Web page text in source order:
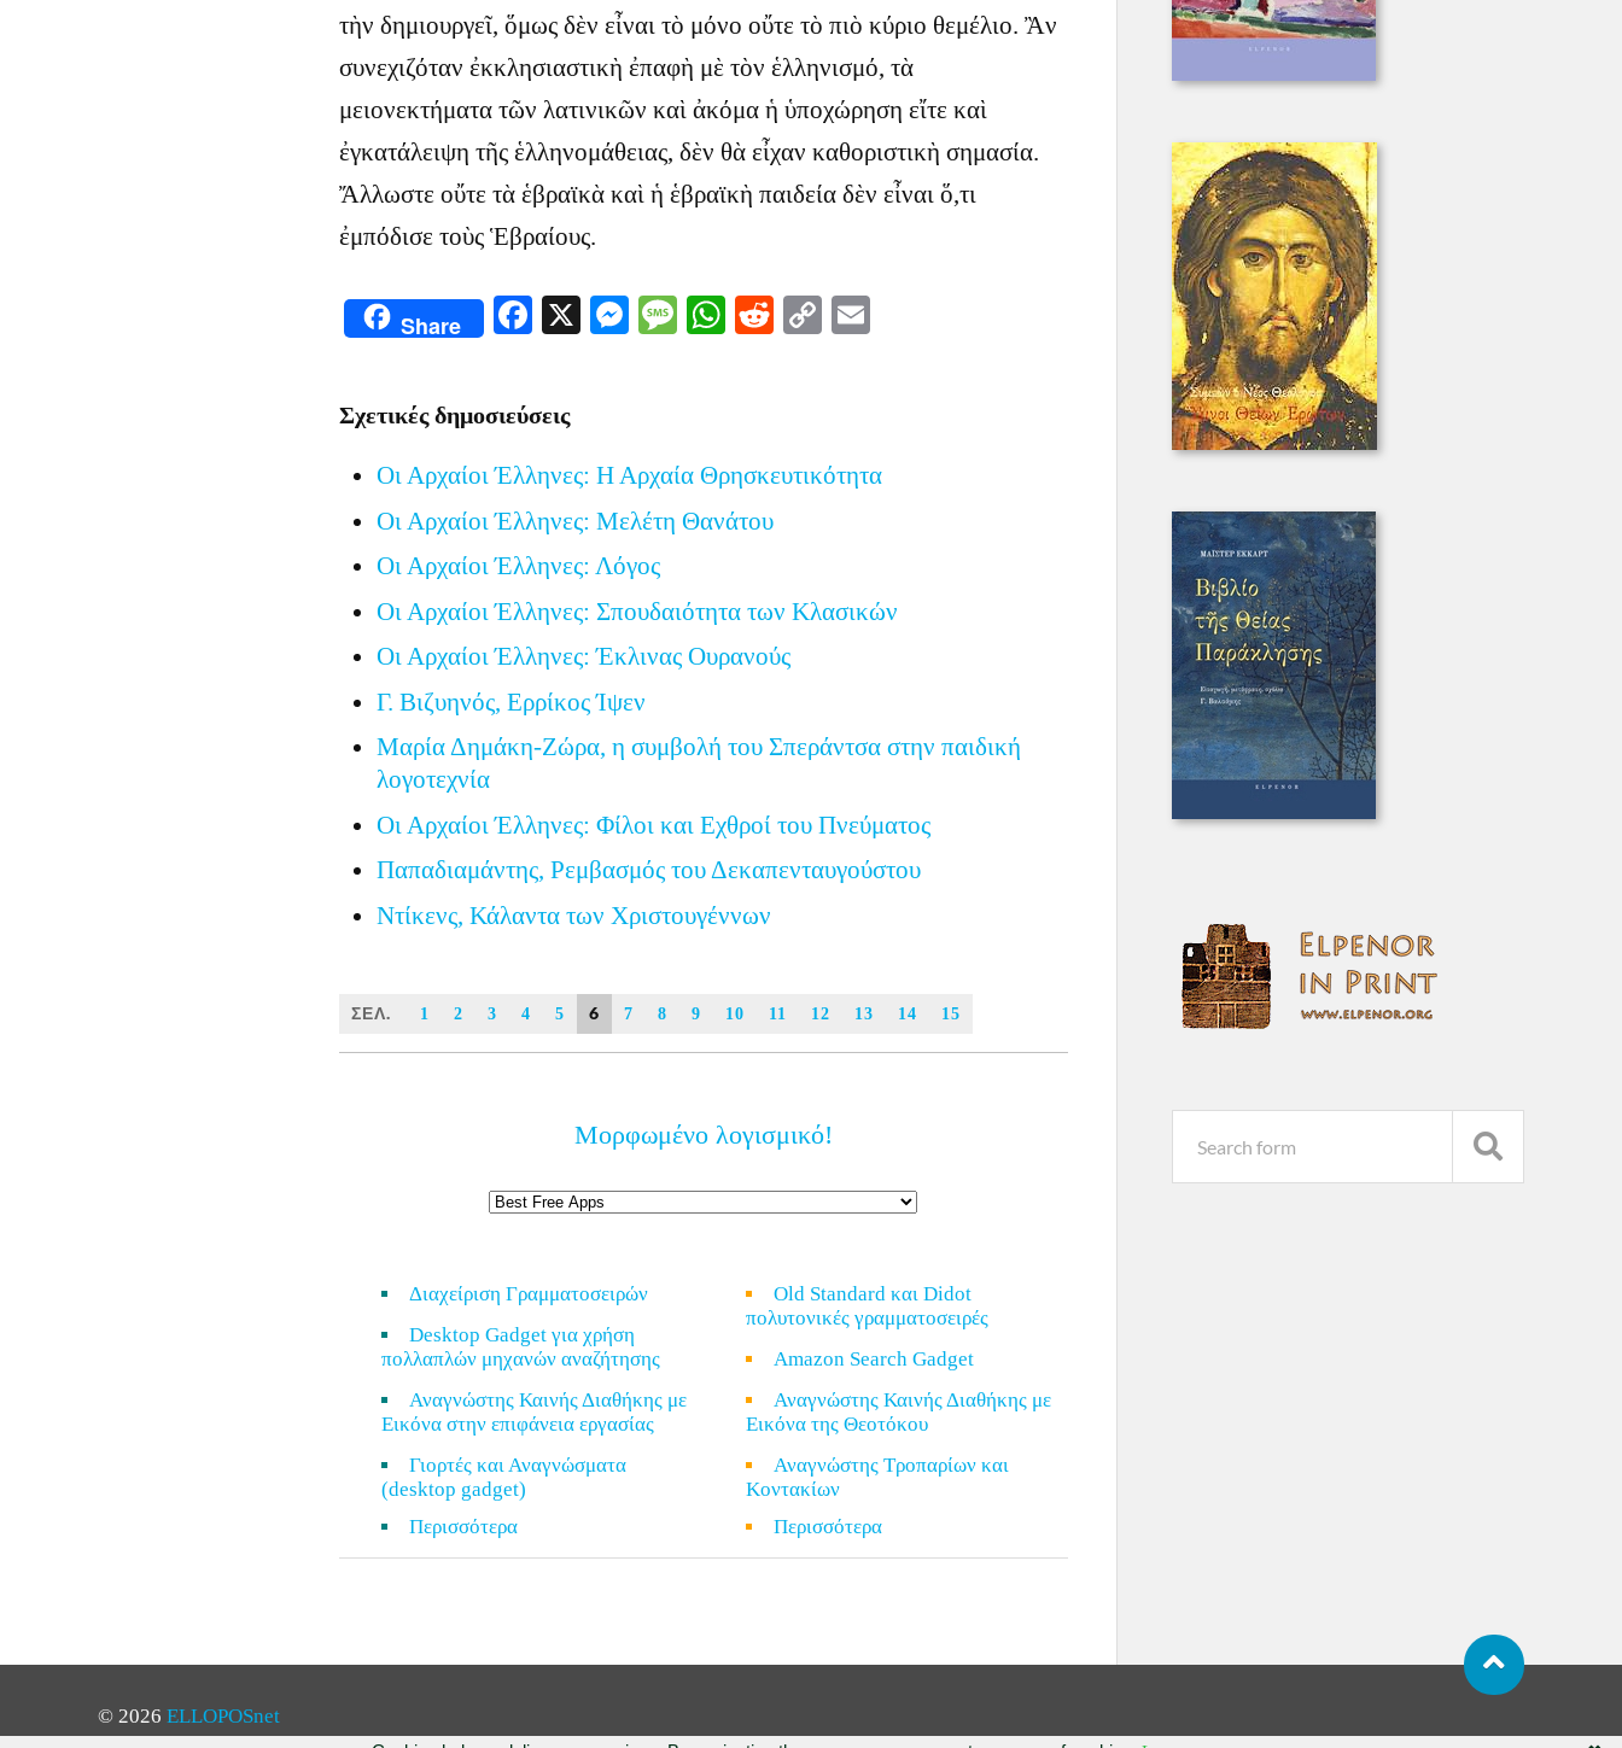
τὴν δημιουργεῖ, ὅμως δὲν εἶναι τὸ μόνο οὔτε τὸ πιὸ κύριο θεμέλιο. Ἂν
συνεχιζόταν ἐκκλησιαστικὴ ἐπαφὴ μὲ τὸν ἑλληνισμό, τὰ
μειονεκτήματα τῶν λατινικῶν καὶ ἀκόμα ἡ ὑποχώρηση εἴτε καὶ
ἐγκατάλειψη τῆς ἑλληνομάθειας, δὲν θὰ εἶχαν καθοριστικὴ σημασία.
Ἄλλωστε οὔτε τὰ ἑβραϊκὰ καὶ ἡ ἑβραϊκὴ παιδεία δὲν εἶναι ὅ,τι
ἐμπόδισε τοὺς Ἑβραίους.
Share Facebook
X Messenger
Message
WhatsApp
Reddit
Copy
Σχετικές δημοσιεύσεις
Οι Αρχαίοι Έλληνες: Η Αρχαία Θρησκευτικότητα
Οι Αρχαίοι Έλληνες: Μελέτη Θανάτου
Οι Αρχαίοι Έλληνες: Λόγος
Οι Αρχαίοι Έλληνες: Σπουδαιότητα των Κλασικών
Οι Αρχαίοι Έλληνες: Έκλινας Ουρανούς
Γ. Βιζυηνός, Ερρίκος Ίψεν
Μαρία Δημάκη-Ζώρα, η συμβολή του Σπεράντσα στην παιδική
λογοτεχνία
Οι Αρχαίοι Έλληνες: Φίλοι και Εχθροί του Πνεύματος
Παπαδιαμάντης, Ρεμβασμός του Δεκαπενταυγούστου
Ντίκενς, Κάλαντα των Χριστουγέννων
ΣΕΛ. 1 2 3 4 5 6 7 8 9 10 11 12 13 14 15
Μορφωμένο λογισμικό!
Διαχείριση Γραμματοσειρών
Desktop Gadget για χρήση
πολλαπλών μηχανών αναζήτησης
Αναγνώστης Καινής Διαθήκης με
Εικόνα στην επιφάνεια εργασίας
Γιορτές και Αναγνώσματα
(desktop gadget)
Περισσότερα
Old Standard και Didot
πολυτονικές γραμματοσειρές
Amazon Search Gadget
Αναγνώστης Καινής Διαθήκης με
Εικόνα της Θεοτόκου
Αναγνώστης Τροπαρίων και
Κοντακίων
Περισσότερα
© 2026 ELLOPOSnet